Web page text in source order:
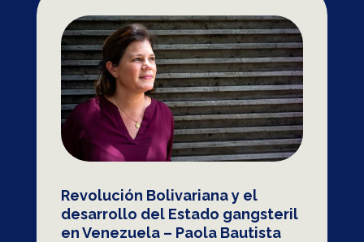
Revolución Bolivariana y el
desarrollo del Estado gangsteril
en Venezuela – Paola Bautista